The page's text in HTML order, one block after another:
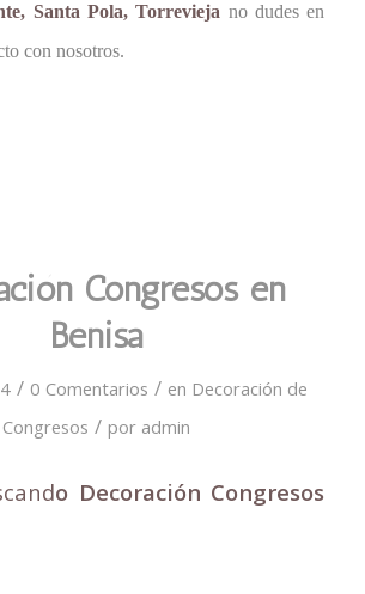
Santa Pola, Torrevieja no dudes en
con nosotros.
Congresos en
Benisa
/ 0 Comentarios / en Decoración de
Congresos / por admin
o Decoración Congresos